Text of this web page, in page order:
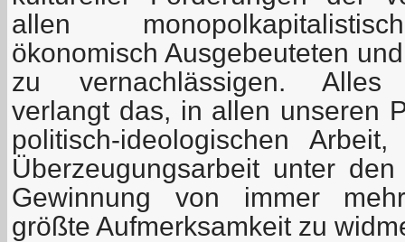
allen
ökonomisch Ausgebeuteten
zu vernachlässigen. Alles
verlangt das, in allen unseren
politisch-ideologischen
Überzeugungsarbeit unter
Gewinnung von immer
größte Aufmerksamkeit zu